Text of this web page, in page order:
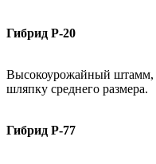
Гибрид Р-20
Высокоурожайный штамм,
шляпку среднего размера.
Гибрид Р-77